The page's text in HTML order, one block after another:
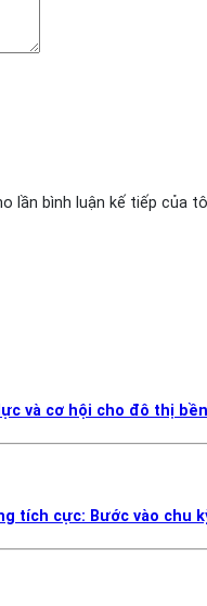
lần bình luận kế tiếp của
lực và cơ hội cho đô thị
tích cực: Bước vào chu